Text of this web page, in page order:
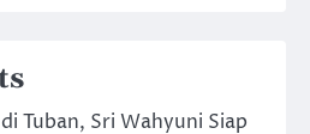
Tuban, Sri Wahyuni Siap